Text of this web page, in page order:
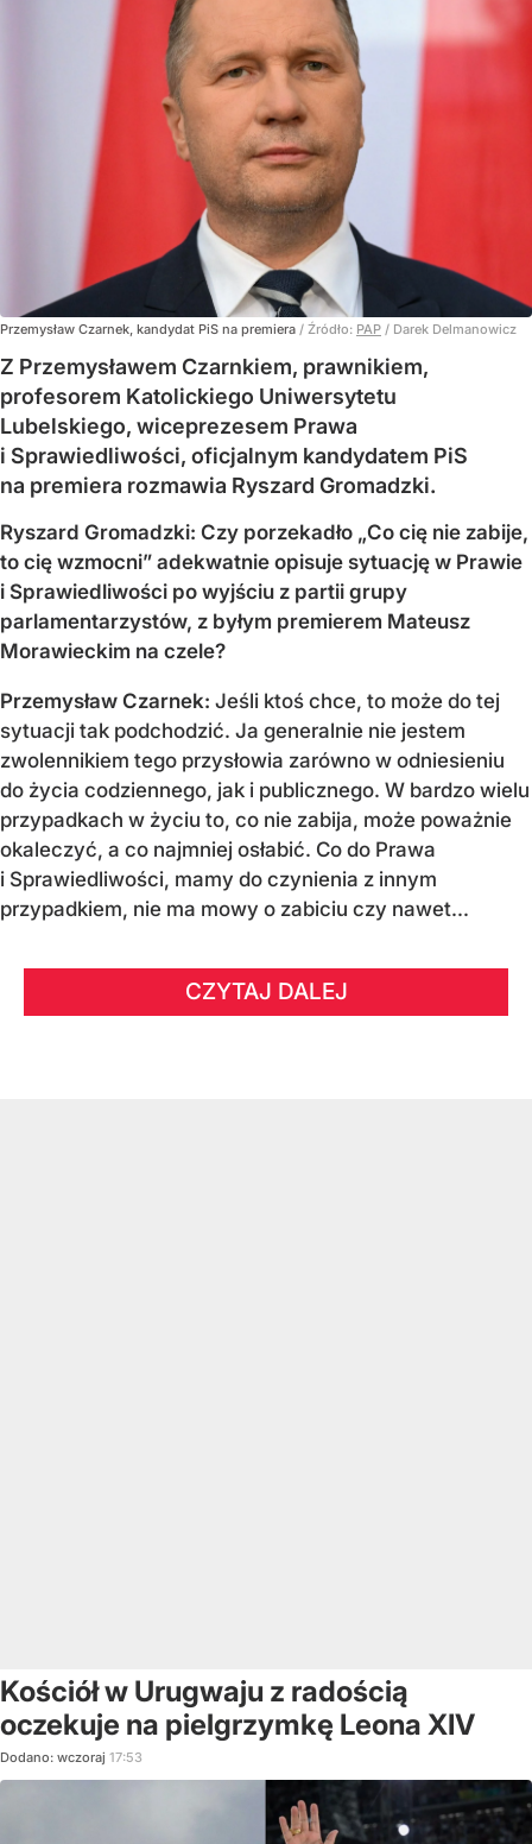
Przemysław Czarnek, kandydat PiS na premiera / Źródło: PAP / Darek Delmanowicz
Z Przemysławem Czarnkiem, prawnikiem,
profesorem Katolickiego Uniwersytetu
Lubelskiego, wiceprezesem Prawa
i Sprawiedliwości, oficjalnym kandydatem PiS
na premiera rozmawia Ryszard Gromadzki.
Ryszard Gromadzki: Czy porzekadło „Co cię nie zabije,
to cię wzmocni” adekwatnie opisuje sytuację w Prawie
i Sprawiedliwości po wyjściu z partii grupy
parlamentarzystów, z byłym premierem Mateusz
Morawieckim na czele?
Przemysław Czarnek: Jeśli ktoś chce, to może do tej
sytuacji tak podchodzić. Ja generalnie nie jestem
zwolennikiem tego przysłowia zarówno w odniesieniu
do życia codziennego, jak i publicznego. W bardzo wielu
przypadkach w życiu to, co nie zabija, może poważnie
okaleczyć, a co najmniej osłabić. Co do Prawa
i Sprawiedliwości, mamy do czynienia z innym
przypadkiem, nie ma mowy o zabiciu czy nawet...
CZYTAJ DALEJ
Kościół w Urugwaju z radością
oczekuje na pielgrzymkę Leona XIV
Dodano: wczoraj 17:53